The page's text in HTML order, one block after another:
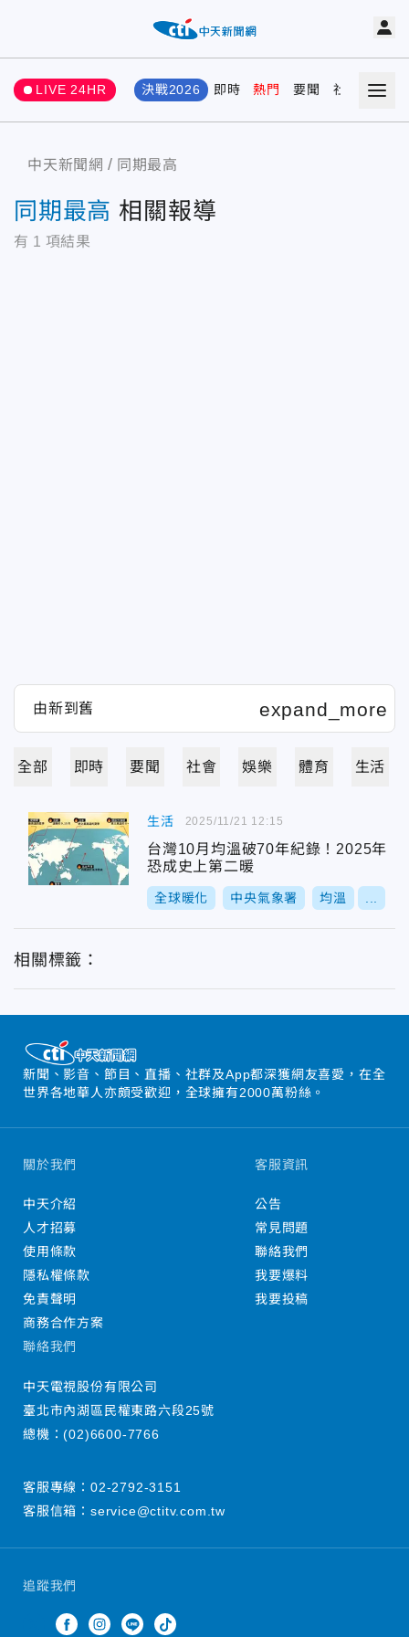
LIVE 24HR 決戰2026 即時 熱門 要聞 社會 娛樂
中天新聞網 同期最高
同期最高 相關報導
有 1 項結果
全部 即時 要聞 社會 娛樂 體育 生活
生活
台灣10月均溫破70年紀錄！2025年
恐成史上第二暖
全球暖化 中央氣象署 均溫
2025/11/21 12:15
相關標籤：
新聞、影音、節目、直播、社群及App都深獲網友喜愛，在全
世界各地華人亦頗受歡迎，全球擁有2000萬粉絲。
追蹤我們
關於我們
中天介紹
人才招募
使用條款
隱私權條款
免責聲明
商務合作方案
客服資訊
公告
常見問題
聯絡我們
我要爆料
我要投稿
聯絡我們
中天電視股份有限公司
臺北市內湖區民權東路六段25號
總機：(02)6600-7766
客服專線： 02-2792-3151
客服信箱： service@ctitv.com.tw